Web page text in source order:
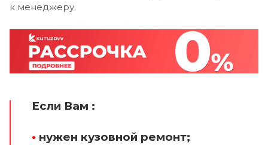
к менеджеру.
Если Вам :
• нужен кузовной ремонт;